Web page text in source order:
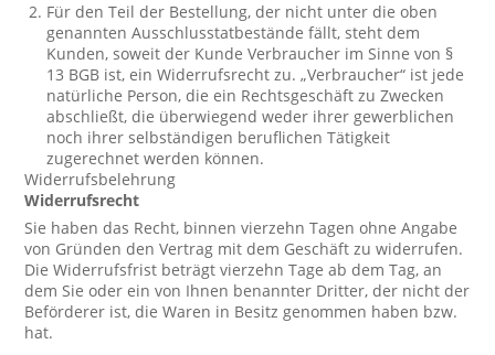
Für den Teil der Bestellung, der nicht unter die oben
genannten Ausschlusstatbestände fällt, steht dem
Kunden, soweit der Kunde Verbraucher im Sinne von §
13 BGB ist, ein Widerrufsrecht zu. „Verbraucher“ ist jede
natürliche Person, die ein Rechtsgeschäft zu Zwecken
abschließt, die überwiegend weder ihrer gewerblichen
noch ihrer selbständigen beruflichen Tätigkeit
zugerechnet werden können.
Widerrufsbelehrung
Widerrufsrecht
Sie haben das Recht, binnen vierzehn Tagen ohne Angabe
von Gründen den Vertrag mit dem Geschäft zu widerrufen.
Die Widerrufsfrist beträgt vierzehn Tage ab dem Tag, an
dem Sie oder ein von Ihnen benannter Dritter, der nicht der
Beförderer ist, die Waren in Besitz genommen haben bzw.
hat.